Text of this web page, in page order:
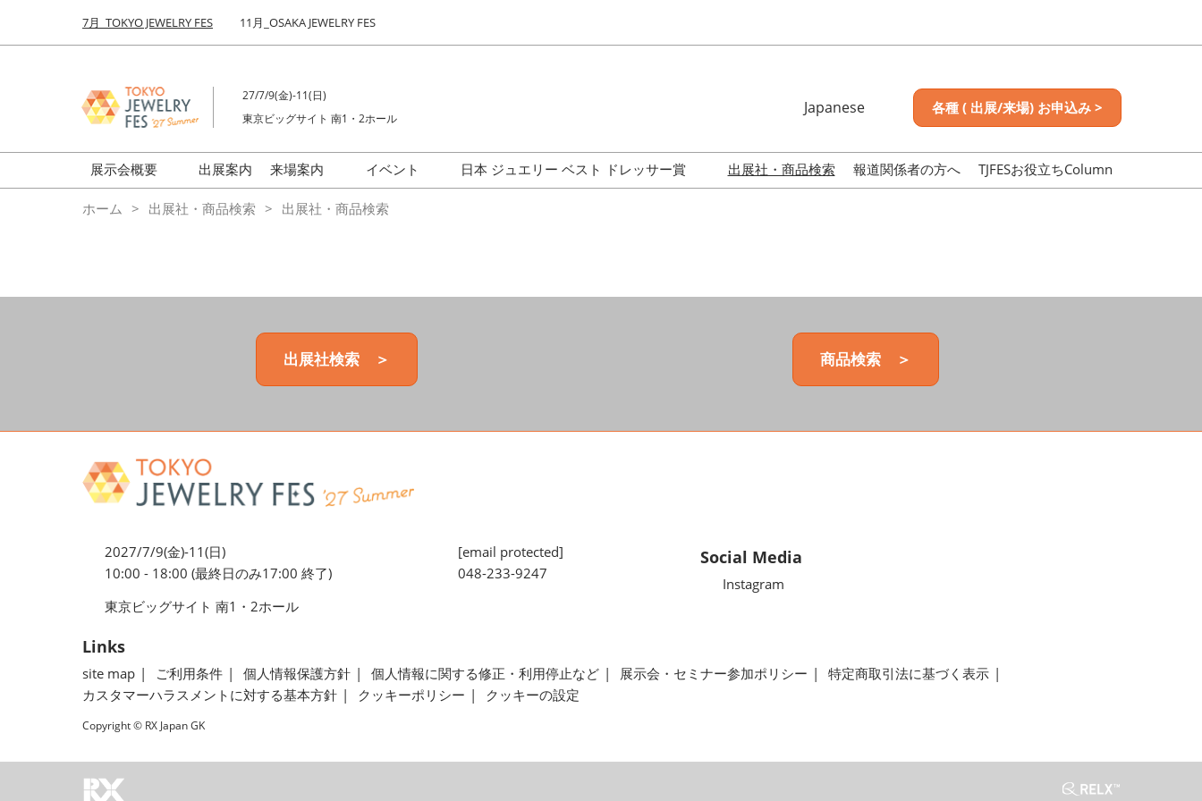
キ
し
て
む
to
7月_TOKYO JEWELRY FES 11月_OSAKA JEWELRY FES
27/7/9(金)-11(日)
東京ビッグサイト 南1・2ホール
Japanese
English
各種 ( 出展/来場) お申込み >
展示会概要
前回来場者数
ミネラル&ストーンFES
出展案内
来場案内
会場の様子
イベント
日本 ジュエリー ベスト ドレッサー賞
出展社・商品検索 報道関係者の方へ TJFESお役立ちColumn
ホーム 出展社・商品検索 出展社・商品検索
出展社検索 ＞ 商品検索 ＞
2027/7/9(金)-11(日)
10:00 - 18:00 (最終日のみ17:00 終了)
東京ビッグサイト 南1・2ホール
[email protected]
048-233-9247
Social Media
Instagram
Links
site map ご利用条件 個人情報保護方針 個人情報に関する修正・利用停止など 展示会・セミナー参加ポリシー
特定商取引法に基づく表示
カスタマーハラスメントに対する基本方針
クッキーポリシー クッキーの設定
Copyright © RX Japan GK